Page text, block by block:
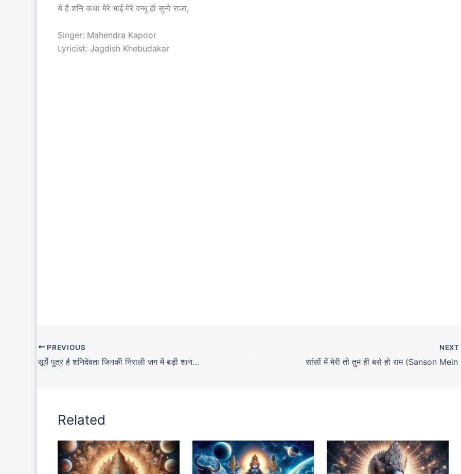
ये है शनि कथा मेरे भाई मेरे वन्धु हो सुनो राजा,
Singer: Mahendra Kapoor
Lyricist: Jagdish Khebudakar
PREVIOUS
सूर्ये पुत्र है शनिदेवता जिनकी निराली जग में बड़ी शान (Suraye Putr Hai Shanidevta Jinki Nirali Jag Mein Badi Shaan Lyrics)
NEXT
Related